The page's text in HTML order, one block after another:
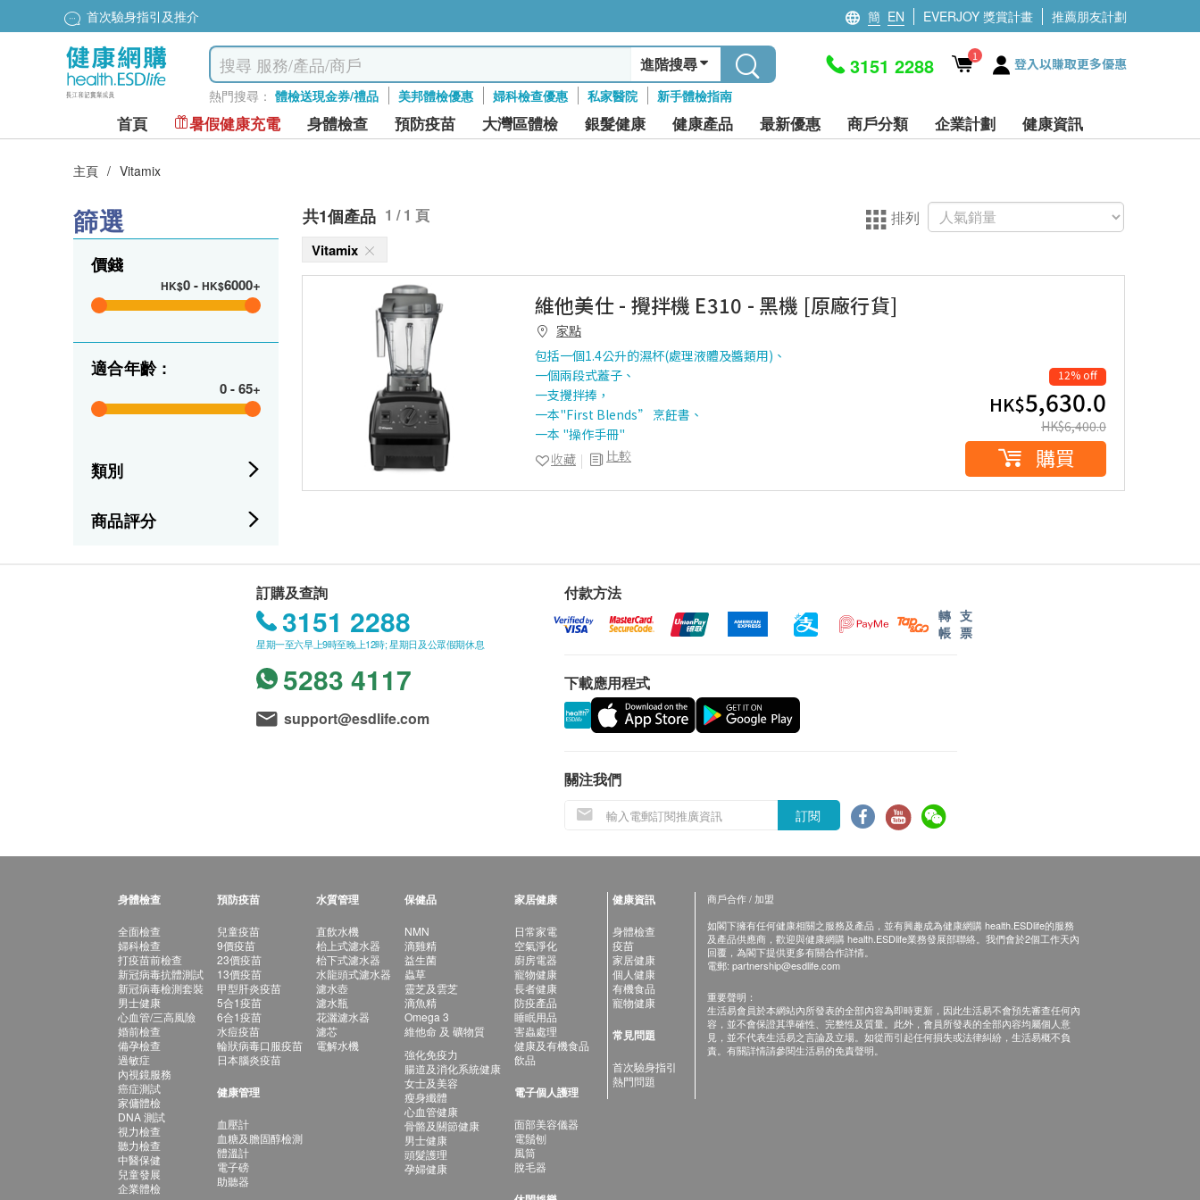
首次驗身指引及推介 簡 EN EVERJOY 獎賞計畫 推薦朋友計劃
進階搜尋
熱門搜尋： 體檢送現金券/禮品 美邦體檢優惠 婦科檢查優惠 私家醫院 新手體檢指南
3151 2288 1 登入以賺取更多優惠
首頁 暑假健康充電 身體檢查 預防疫苗 大灣區體檢 銀髮健康 健康產品 最新優惠 商戶分類 企業計劃 健康資訊
主頁 / Vitamix
篩選
價錢
HK$0- HK$6000+
適合年齡 :
0-65+
類別
商品評分
共1個產品 1 / 1 頁 排列
Vitamix
維他美仕 - 攪拌機 E310 - 黑機 [原廠行貨]
家點
包括一個1.4公升的濕杯(處理液體及醬類用)、
一個兩段式蓋子、
一支攪拌捧，
一本"First Blends” 烹飪書、
一本 "操作手冊"
比較
收藏
12% off
HK$5,630.0
HK$6,400.0
購買
訂購及查詢
3151 2288
星期一至六早上9時至晚上12時; 星期日及公眾假期休息
5283 4117
support@esdlife.com
付款方法
轉
帳
支
票
下載應用程式
關注我們
訂閱
身體檢查
全面檢查
婦科檢查
打疫苗前檢查
新冠病毒抗體測試
新冠病毒檢測套裝
男士健康
心血管/三高風險
婚前檢查
備孕檢查
過敏症
內視鏡服務
癌症測試
家傭體檢
DNA 測試
視力檢查
聽力檢查
中醫保健
兒童發展
企業體檢
預防疫苗
兒童疫苗
9價疫苗
23價疫苗
13價疫苗
甲型肝炎疫苗
5合1疫苗
6合1疫苗
水痘疫苗
輪狀病毒口服疫苗
日本腦炎疫苗
健康管理
血壓計
血糖及膽固醇檢測
體溫計
電子磅
助聽器
水質管理
直飲水機
枱上式濾水器
枱下式濾水器
水龍頭式濾水器
濾水壺
濾水瓶
花灑濾水器
濾芯
電解水機
保健品
NMN
滴雞精
益生菌
蟲草
靈芝及雲芝
滴魚精
Omega 3
維他命 及 礦物質
強化免疫力
腸道及消化系統健康
女士及美容
瘦身纖體
心血管健康
骨骼及關節健康
男士健康
頭髮護理
孕婦健康
家居健康
日常家電
空氣淨化
廚房電器
寵物健康
長者健康
防疫產品
睡眠用品
害蟲處理
健康及有機食品
飲品
電子個人護理
面部美容儀器
電鬚刨
風筒
脫毛器
健康資訊
身體檢查
疫苗
家居健康
個人健康
有機食品
寵物健康
常見問題
首次驗身指引
熱門問題
商戶合作 / 加盟
如閣下擁有任何健康相關之服務及產品，並有興趣成為健康網購 health.ESDlife的服務
及產品供應商，歡迎與健康網購 health.ESDlife業務發展部聯絡。我們會於2個工作天內
回覆，為閣下提供更多有關合作詳情。
電郵: partnership@esdlife.com
重要聲明：
生活易會員於本網站內所發表的全部內容為即時更新，因此生活易不會預先審查任何內
容，並不會保證其準確性、完整性及質量。此外，會員所發表的全部內容均屬個人意
見，並不代表生活易之言論及立場。如從而引起任何損失或法律糾紛，生活易概不負
責。有關詳情請參閱生活易的免責聲明。